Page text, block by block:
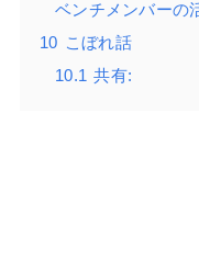
ベンチメンバーの
10 こぼれ話
10.1 共有: